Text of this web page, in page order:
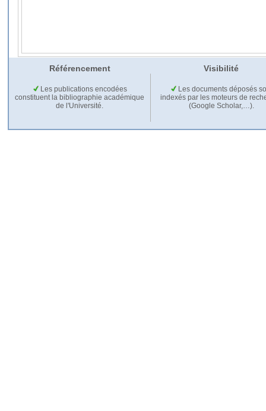
Référencement Visibilité
Les publications encodées
constituent la bibliographie académique
de l'Université.
Les documents déposés
indexés par les moteurs de
(Google Scholar,…).